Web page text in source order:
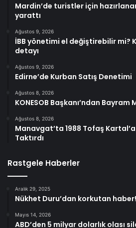
Mardin’de turistler için
yarattı
Ağustos 9, 2026
İBB yönetimi el değiştirebilir mi?
detayı
Ağustos 9, 2026
Edirne’de Kurban Satış Denetimi
Ağustos 8, 2026
KONESOB Başkanı’ndan Bayram
Ağustos 8, 2026
Manavgat’ta 1988 Tofaş
Taktırdı
Rastgele Haberler
Aralık 29, 2025
Nükhet Duru’dan korkutan
Mayıs 14, 2026
ABD’den 5 milyar dolarlık olası